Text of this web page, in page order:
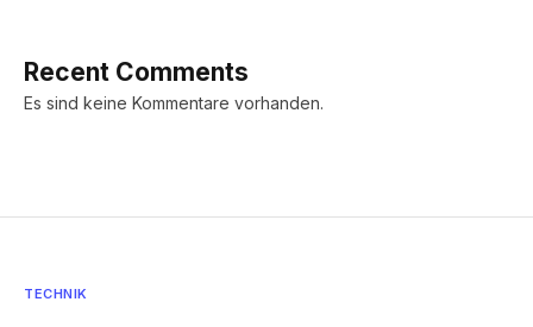
Recent Comments
Es sind keine Kommentare vorhanden.
TECHNIK